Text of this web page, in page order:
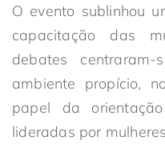
O evento sublinhou
capacitação das
debates
ambiente propício,
papel da
lideradas por